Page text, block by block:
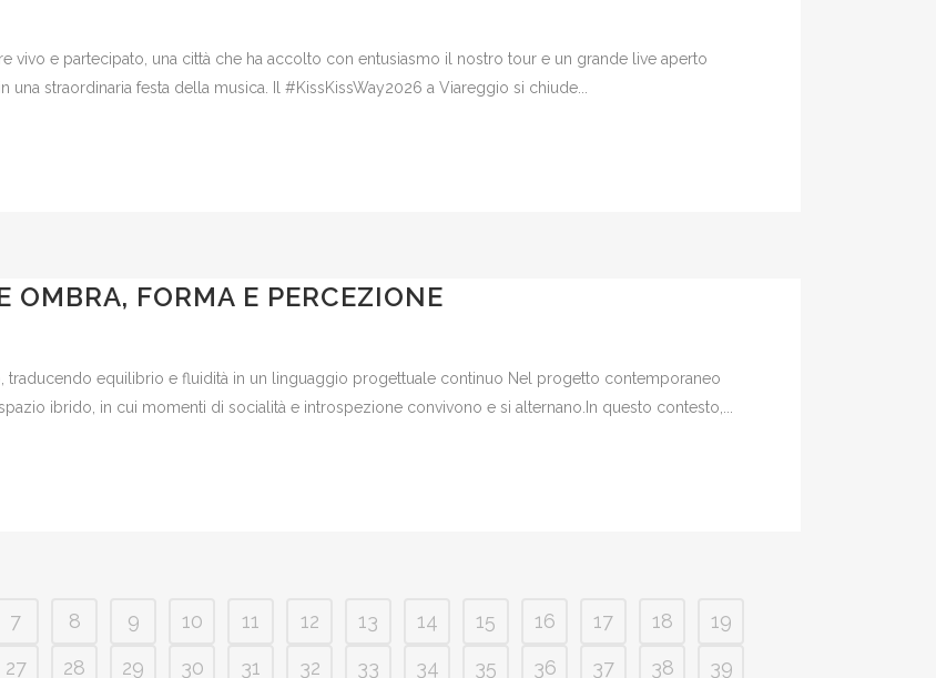
vivo e partecipato, una città che ha accolto con entusiasmo il nostro tour e un grande live aperto
straordinaria festa della musica. Il #KissKissWay2026 a Viareggio si chiude...
OMBRA, FORMA E PERCEZIONE
traducendo equilibrio e fluidità in un linguaggio progettuale continuo Nel progetto contemporaneo
ibrido, in cui momenti di socialità e introspezione convivono e si alternano.In questo contesto,...
7 8 9 10 11 12 13 14 15 16 17 18
19
27 28 29 30 31 32 33 34 35 36 37 38 39